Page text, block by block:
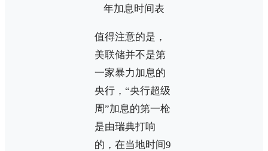
年加息时间表
值得注意的是，
美联储并不是第
一家暴力加息的
央行，“央行超级
周”加息的第一枪
是由瑞典打响
的，在当地时间9